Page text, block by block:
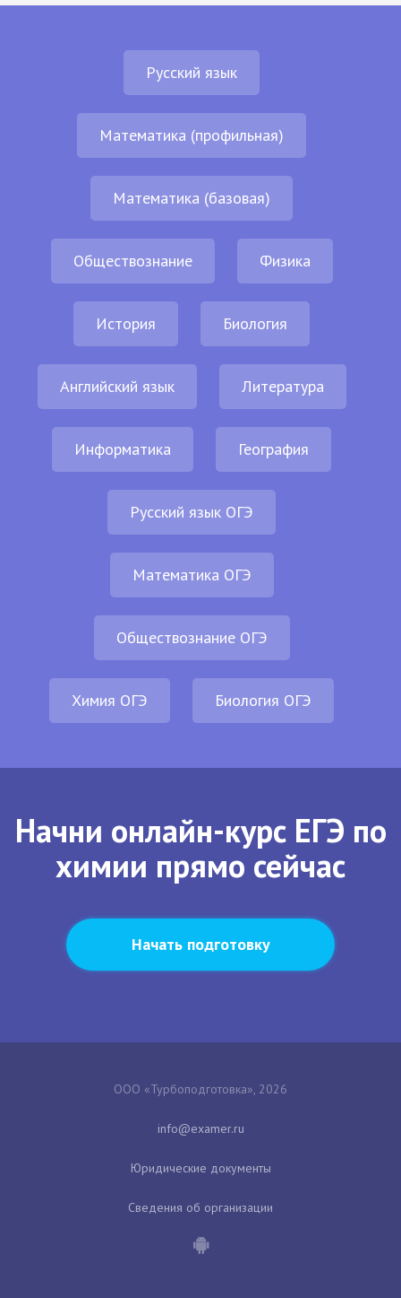
Русский язык
Математика (профильная)
Математика (базовая)
Обществознание Физика
История Биология
Английский язык Литература
Информатика География
Русский язык ОГЭ
Математика ОГЭ
Обществознание ОГЭ
Химия ОГЭ Биология ОГЭ
Начни онлайн-курс ЕГЭ по
химии прямо сейчас
Начать подготовку
ООО «Турбоподготовка», 2026
Юридические документы
Сведения об организации